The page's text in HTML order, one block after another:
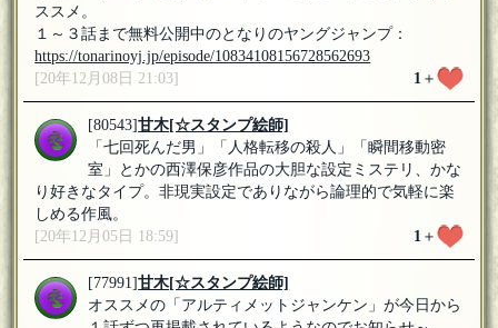
ススメ。
１～３話まで無料公開中のとなりのヤングジャンプ：
https://tonarinoyj.jp/episode/10834108156728562693
[20年12月08日 21:03]
1＋
[80543]甘木[☆スタンプ絵師]
「七回死んだ男」「人格転移の殺人」「瞬間移動密
室」とかの西澤保彦作品の大胆な設定ミステリ、かな
り好きなタイプ。非現実設定でありながら論理的で気軽に楽
しめる作風。
[20年12月05日 18:59]
1＋
[77991]甘木[☆スタンプ絵師]
オススメの「アルティメットジャンケン」が今日から